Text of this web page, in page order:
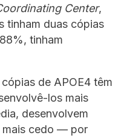
Center,
tinham duas cópias
tinham
de APOE4 têm
los mais
desenvolvem
mais cedo — por